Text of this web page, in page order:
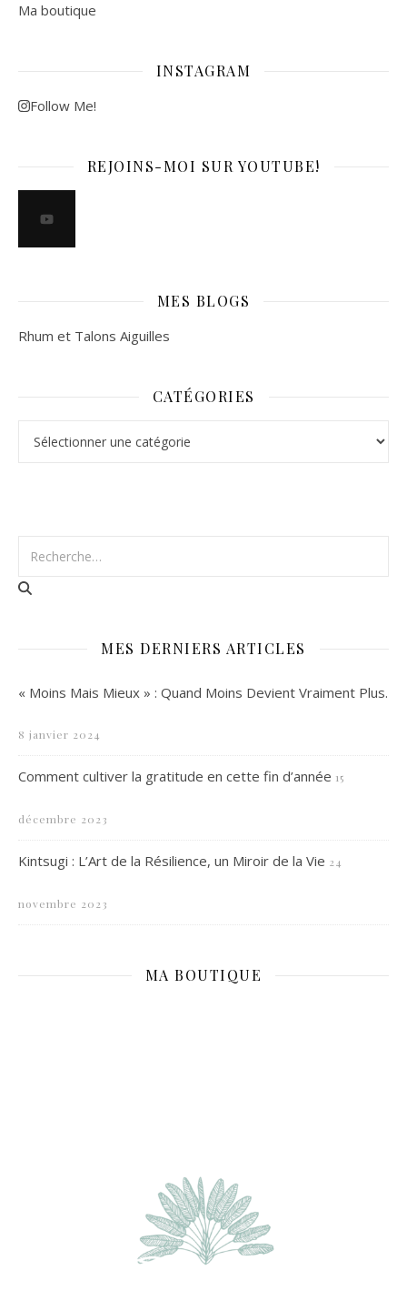
Ma boutique
INSTAGRAM
Follow Me!
REJOINS-MOI SUR YOUTUBE!
MES BLOGS
Rhum et Talons Aiguilles
CATÉGORIES
MES DERNIERS ARTICLES
« Moins Mais Mieux » : Quand Moins Devient Vraiment Plus.
8 janvier 2024
Comment cultiver la gratitude en cette fin d’année 15
décembre 2023
Kintsugi : L’Art de la Résilience, un Miroir de la Vie 24
novembre 2023
MA BOUTIQUE